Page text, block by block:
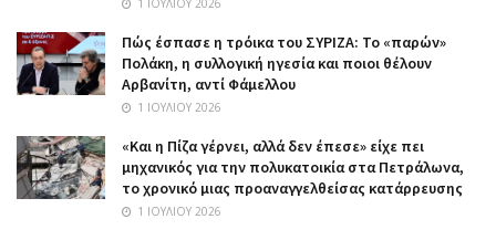
1 ΙΟΥΛΊΟΥ 2026
Πώς έσπασε η τρόικα του ΣΥΡΙΖΑ: Το «παρών»
Πολάκη, η συλλογική ηγεσία και ποιοι θέλουν
Αρβανίτη, αντί Φάμελλου
1 ΙΟΥΛΊΟΥ 2026
«Και η Πίζα γέρνει, αλλά δεν έπεσε» είχε πει
μηχανικός για την πολυκατοικία στα Πετράλωνα,
το χρονικό μιας προαναγγελθείσας κατάρρευσης
1 ΙΟΥΛΊΟΥ 2026